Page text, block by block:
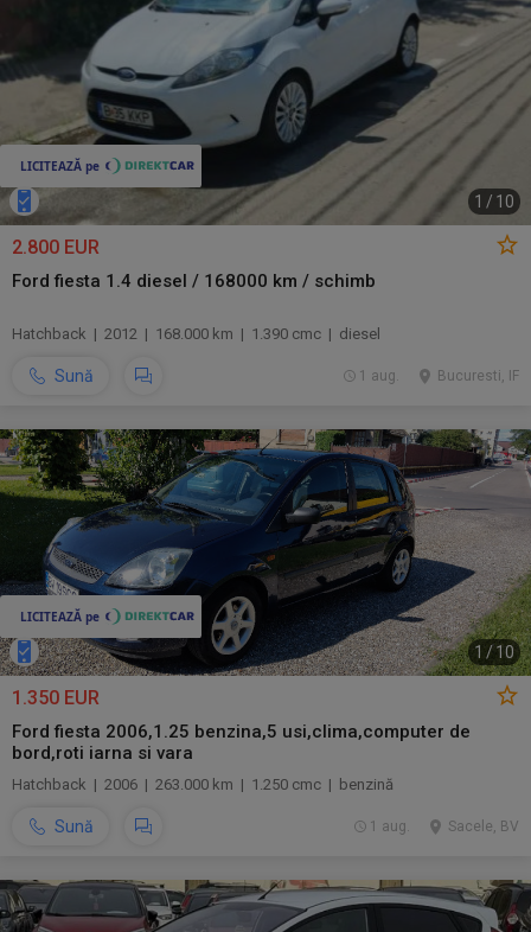
1 / 10
2.800 EUR
Ford fiesta 1.4 diesel / 168000 km / schimb
Hatchback | 2012 | 168.000 km | 1.390 cmc | diesel
Sună Bucuresti, IF
1 aug.
1 /10
1.350 EUR
Ford fiesta 2006,1.25 benzina,5 usi,clima,computer de
bord,roti iarna si vara
Hatchback | 2006 | 263.000 km | 1.250 cmc | benzină
Sună Sacele, BV
1 aug.